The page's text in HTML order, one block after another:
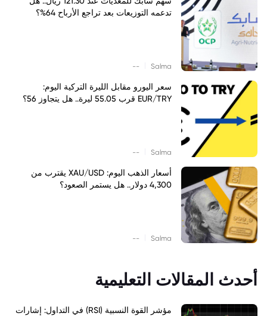
تدعمه التوزيعات بعد تراجع الأرباح 64%؟
Salma
--
سعر اليورو مقابل الليرة التركية اليوم:
EUR/TRY قرب 55.05 ليرة.. هل يتجاوز 56؟
Salma
--
أسعار الذهب اليوم: XAU/USD يقترب من
4,300 دولار.. هل يستمر الصعود؟
Salma
--
أحدث المقالات التعليمية
مؤشر القوة النسبية (RSI) في التداول: إشارات